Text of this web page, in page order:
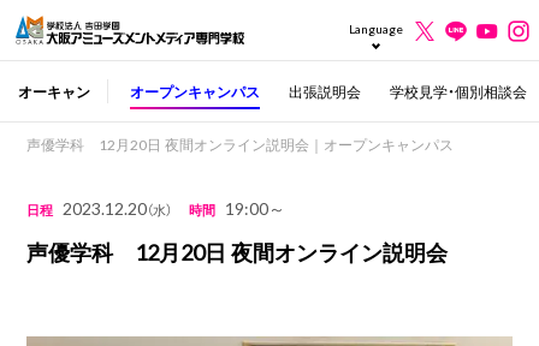
Language
オーキャン オープンキャンパス 出張説明会 学校見学・個別相談会
声優学科 12月20日 夜間オンライン説明会｜オープンキャンパス
日程 2023.12.20（水） 時間 19:00～
声優学科 12月20日 夜間オンライン説明会